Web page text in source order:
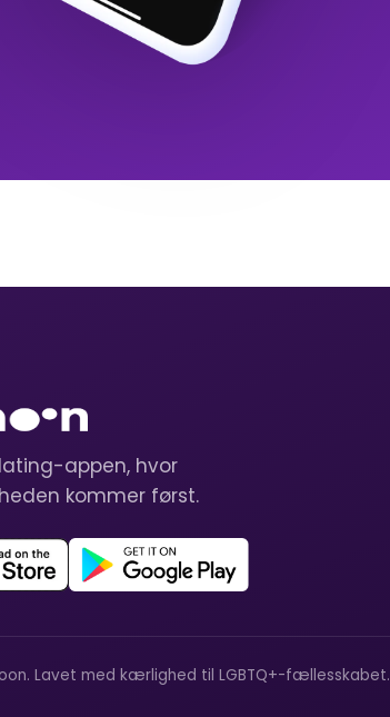
appen, hvor
kommer først.
Lavet med kærlighed til LGBTQ+-fællesskabet.